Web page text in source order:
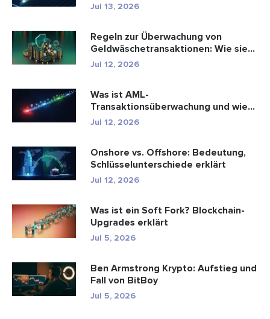
Jul 13, 2026
Regeln zur Überwachung von
Geldwäschetransaktionen: Wie sie
Fina...
Jul 12, 2026
Was ist AML-
Transaktionsüberwachung und wie
funktioniert sie?
Jul 12, 2026
Onshore vs. Offshore: Bedeutung,
Schlüsselunterschiede erklärt
Jul 12, 2026
Was ist ein Soft Fork? Blockchain-
Upgrades erklärt
Jul 5, 2026
Ben Armstrong Krypto: Aufstieg und
Fall von BitBoy
Jul 5, 2026